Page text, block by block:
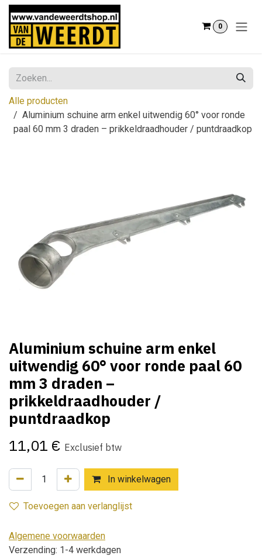
Overslaan naar inhoud
0
Alle producten
Aluminium schuine arm enkel uitwendig 60° voor ronde
paal 60 mm 3 draden – prikkeldraadhouder / puntdraadkop
Aluminium schuine arm enkel
uitwendig 60° voor ronde paal 60
mm 3 draden –
prikkeldraadhouder /
puntdraadkop
11,01 € Exclusief btw
In winkelwagen
Toevoegen aan verlanglijst
Algemene voorwaarden
Verzending: 1-4 werkdagen